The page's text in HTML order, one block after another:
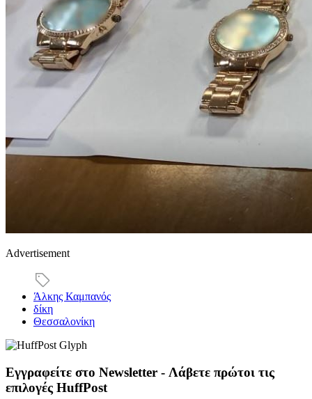
Advertisement
Άλκης Καμπανός
δίκη
Θεσσαλονίκη
Εγγραφείτε στο Newsletter - Λάβετε πρώτοι τις
επιλογές HuffPost